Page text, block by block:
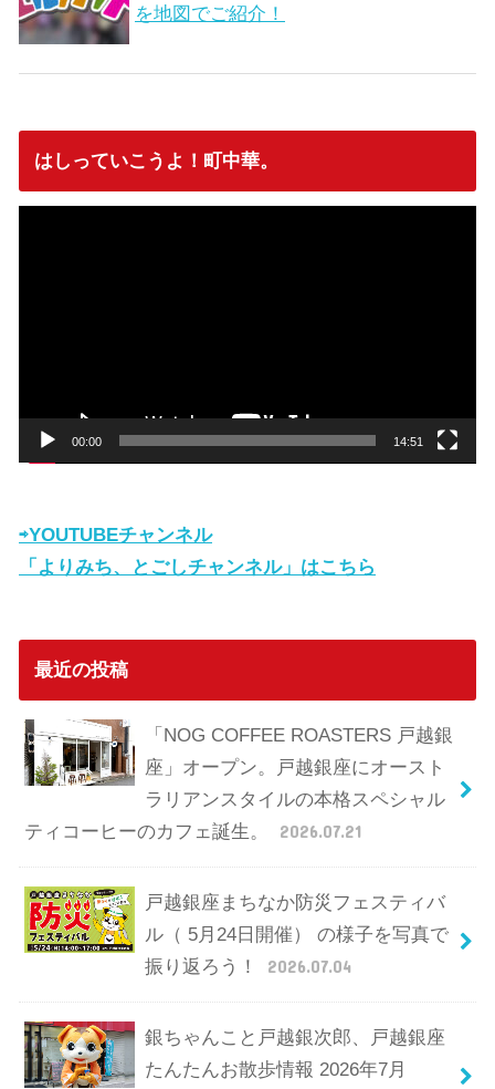
を地図でご紹介！
はしっていこうよ！町中華。
00:00 14:51
⇨YOUTUBEチャンネル
「よりみち、とごしチャンネル」はこちら
最近の投稿
「NOG COFFEE ROASTERS 戸越銀
座」オープン。戸越銀座にオースト
ラリアンスタイルの本格スペシャル
ティコーヒーのカフェ誕生。
2026.07.21
戸越銀座まちなか防災フェスティバ
ル（ 5月24日開催） の様子を写真で
振り返ろう！
2026.07.04
銀ちゃんこと戸越銀次郎、戸越銀座
たんたんお散歩情報 2026年7月